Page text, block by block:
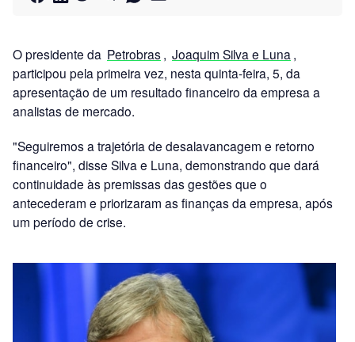
O presidente da Petrobras, Joaquim Silva e Luna ,
participou pela primeira vez, nesta quinta-feira, 5, da
apresentação de um resultado financeiro da empresa a
analistas de mercado.
"Seguiremos a trajetória de desalavancagem e retorno
financeiro", disse Silva e Luna, demonstrando que dará
continuidade às premissas das gestões que o
antecederam e priorizaram as finanças da empresa, após
um período de crise.